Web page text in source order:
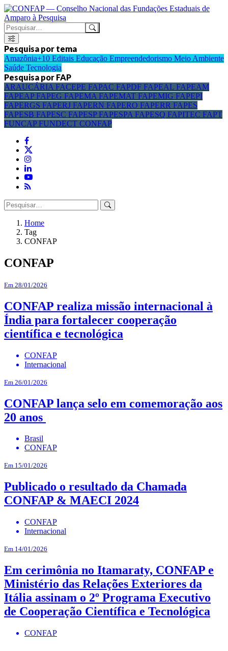
Pesquisa por tema
Amazônia+10 Editais Educação Empreendedorismo Meio Ambiente
Saúde Tecnologia
Pesquisa por FAP
ARAUCÁRIA FACEPE FAPAC FAPDF FAPEAL FAPEAM
FAPEAPFAPEG FAPEMA FAPEMAT FAPEMIG FAPEPI
FAPERGS FAPERJ FAPERN FAPERO FAPERR FAPES
FAPESB FAPESC FAPESPFAPESPA FAPESQ FAPITEC FAPT
FUNCAPFUNDECT CONFAP
Home
Tag
CONFAP
CONFAP
Em 28/01/2026
CONFAP realiza missão internacional à
Índia para fortalecer cooperação
científica e tecnológica
CONFAP
Internacional
Em 26/01/2026
CONFAP lança selo em comemoração aos
20 anos
Brasil
CONFAP
Em 15/01/2026
Publicado o resultado da Chamada
CONFAP & MAECI 2024
CONFAP
Internacional
Em 14/01/2026
Em cerimônia no Itamaraty, CONFAP e
Ministério das Relações Exteriores da
Itália assinam o 2º Programa Executivo
de Cooperação Científica e Tecnológica
CONFAP